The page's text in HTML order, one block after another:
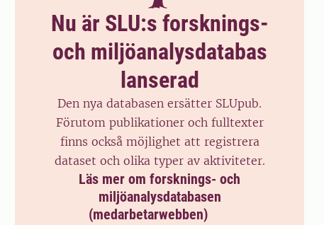
Nu är SLU:s forsknings-
och miljöanalysdatabas
lanserad
Den nya databasen ersätter SLUpub.
Förutom publikationer och fulltexter
finns också möjlighet att registrera
dataset och olika typer av aktiviteter.
Läs mer om forsknings- och
miljöanalysdatabasen
(medarbetarwebben)